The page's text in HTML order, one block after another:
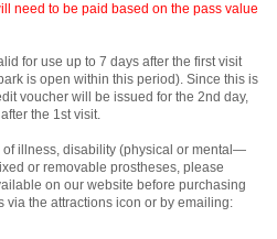
need to be paid based on the pass value
for use up to 7 days after the first visit
is open within this period). Since this is
voucher will be issued for the 2nd day,
the 1st visit.
of illness, disability (physical or mental—
or removable prostheses, please
on our website before purchasing
via the attractions icon or by emailing: